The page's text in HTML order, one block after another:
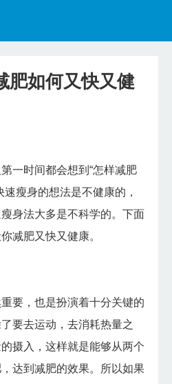
健康食谱
肥如何又快又健
一时间都会想到“怎样减肥
瘦身的想法是不健康的，
身法大多是不科学的。下面
减肥又快又健康。
要，也是扮演着十分关键的
要去运动，去消耗热量之
摄入，这样就是能够从两个
达到减肥的效果。所以如果